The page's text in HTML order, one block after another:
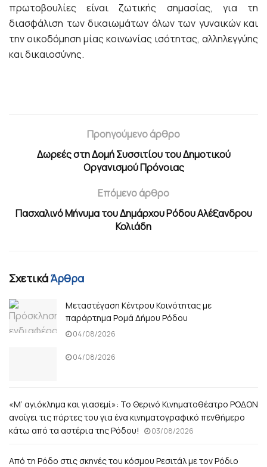
πρωτοβουλίες είναι ζωτικής σημασίας, για τη
διασφάλιση των δικαιωμάτων όλων των γυναικών και
την οικοδόμηση μίας κοινωνίας ισότητας, αλληλεγγύης
και δικαιοσύνης.
Προηγούμενο άρθρο
Δωρεές στη Δομή Συσσιτίου του Δημοτικού
Οργανισμού Πρόνοιας
Επόμενο άρθρο
Πασχαλινό Μήνυμα του Δημάρχου Ρόδου Αλέξανδρου
Κολιάδη
ΣχετικάΆρθρα
Μεταστέγαση Κέντρου Κοινότητας με
παράρτημα Ρομά Δήμου Ρόδου
04/08/2026
04/08/2026
«Μ’ αγιόκλημα και γιασεμί»: Το Θερινό Κινηματοθέατρο ΡΟΔΟΝ
ανοίγει τις πόρτες του για ένα κινηματογραφικό πενθήμερο
κάτω από τα αστέρια της Ρόδου!
03/08/2026
Από τη Ρόδο στις σκηνές του κόσμου Ρεσιτάλ με τον Ρόδιο